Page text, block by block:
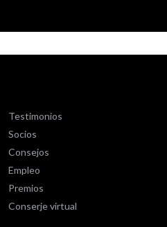
Testimonios
Socios
Consejos
Empleo
Premios
Conserje virtual